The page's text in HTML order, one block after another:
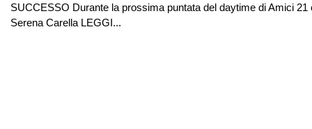
SUCCESSO Durante la prossima puntata del daytime di Amici
Serena Carella LEGGI...